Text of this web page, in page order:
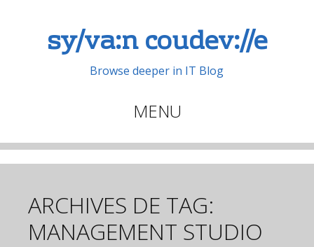
sy/va:n coudev://e
Browse deeper in IT Blog
MENU
Aller
ARCHIVES DE TAG:
MANAGEMENT STUDIO